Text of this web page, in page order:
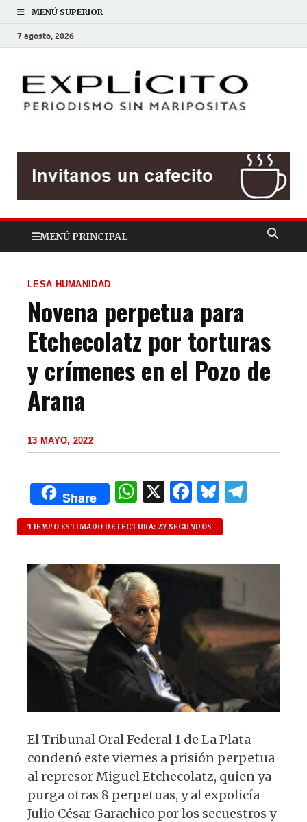
MENÚ SUPERIOR
7 agosto, 2026
MENÚ PRINCIPAL
LESA HUMANIDAD
Novena perpetua para
Etchecolatz por torturas
y crímenes en el Pozo de
Arana
13 MAYO, 2022
Share
W
h
at
s
A
p
p
X F
a
c
e
b
o
k
B
lu
es
k
y
g
TIEMPO ESTIMADO DE LECTURA: 27 SEGUNDOS
El Tribunal Oral Federal 1 de La Plata
condenó este viernes a prisión perpetua
al represor Miguel Etchecolatz, quien ya
purga otras 8 perpetuas, y al expolicía
Julio César Garachico por los secuestros y